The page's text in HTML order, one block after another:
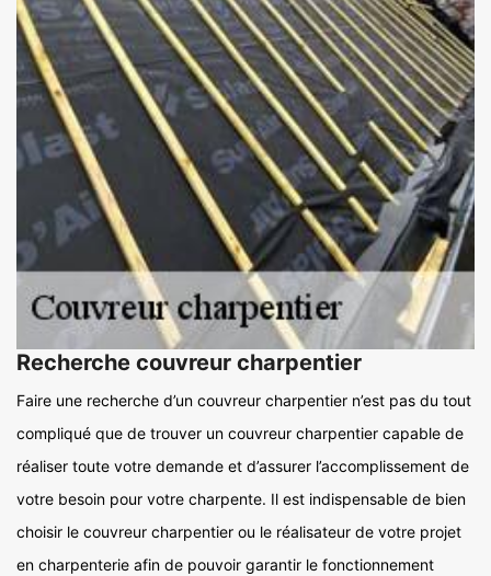
Recherche couvreur charpentier
Faire une recherche d’un couvreur charpentier n’est pas du tout
compliqué que de trouver un couvreur charpentier capable de
réaliser toute votre demande et d’assurer l’accomplissement de
votre besoin pour votre charpente. Il est indispensable de bien
choisir le couvreur charpentier ou le réalisateur de votre projet
en charpenterie afin de pouvoir garantir le fonctionnement